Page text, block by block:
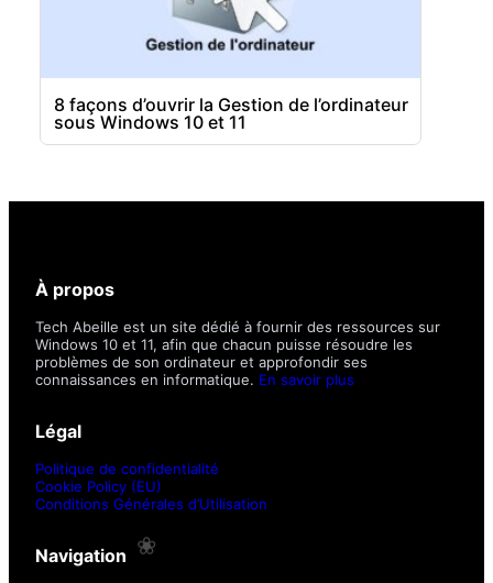
8 façons d’ouvrir la Gestion de l’ordinateur
sous Windows 10 et 11
À propos
Tech Abeille est un site dédié à fournir des ressources sur
Windows 10 et 11, afin que chacun puisse résoudre les
problèmes de son ordinateur et approfondir ses
connaissances en informatique. En savoir plus
Légal
Politique de confidentialité
Cookie Policy (EU)
Conditions Générales d’Utilisation
Navigation